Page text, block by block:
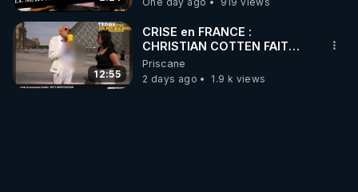
12:55
CRISE en FRANCE :
CHRISTIAN COTTEN FAIT
une étrange découverte
Priscane
2 days ago
1.9 k views